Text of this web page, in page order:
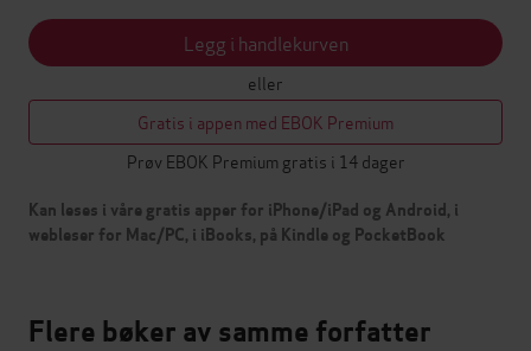
Legg i handlekurven
eller
Gratis i appen med EBOK Premium
Prøv EBOK Premium gratis i 14 dager
Kan leses i våre gratis apper for iPhone/iPad og Android, i
webleser for Mac/PC, i iBooks, på Kindle og PocketBook
Flere bøker av samme forfatter